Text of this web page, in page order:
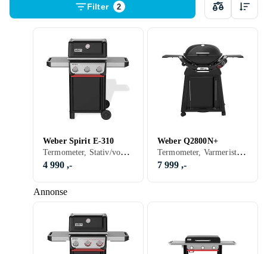
Filter 2
Annonse
Weber Spirit E-310
Termometer, Stativ/vogn (Inkludert/ innebygget), Grillvogn, Gassgrill
4 990 ,-
Weber Q2800N+
Termometer, Varmerist, Hyller, Stativ/vogn (Inkludert/ innebygget), Grillvogn, Gassgrill
7 999 ,-